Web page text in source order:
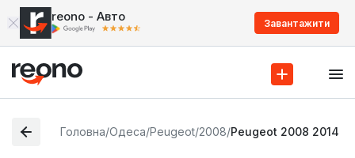
reono - Авто Завантажити
Головна/Одеса/Peugeot/2008/Peugeot 2008 2014